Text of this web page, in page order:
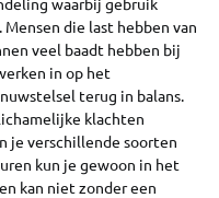
die last hebben van
veel baadt hebben bij
in op het
terug in balans.
klachten
je verschillende soorten
kun je gewoon in het
kan niet zonder een